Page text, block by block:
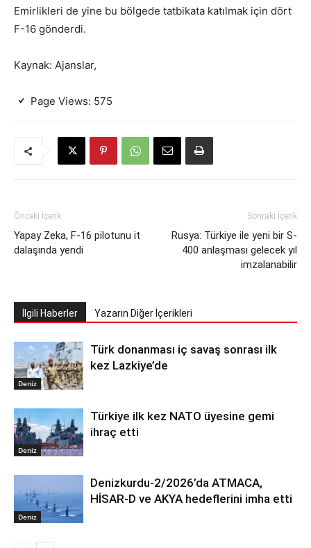
Emirlikleri de yine bu bölgede tatbikata katılmak için dört
F-16 gönderdi.
Kaynak: Ajanslar,
Page Views: 575
Önceki İçerik
Yapay Zeka, F-16 pilotunu it
dalaşında yendi
Sonraki İçerik
Rusya: Türkiye ile yeni bir S-
400 anlaşması gelecek yıl
imzalanabilir
İlgili Haberler Yazarın Diğer İçerikleri
Deniz
Türk donanması iç savaş sonrası ilk
kez Lazkiye’de
Deniz
Türkiye ilk kez NATO üyesine gemi
ihraç etti
Deniz
Denizkurdu-2/2026’da ATMACA,
HİSAR-D ve AKYA hedeflerini imha etti